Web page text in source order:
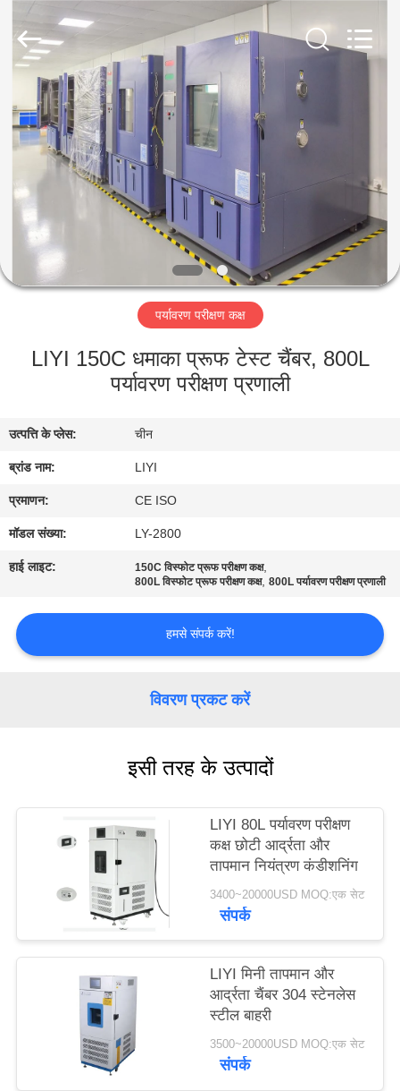
उत्पादों
हमारे
बारे
में
भ्रमण
नियंत्रण
संपर्क
करें
उद्धरण
की
PRIVACY
POLICY
Environmental
Technology
Co.,
Reserved.
पर्यावरण परीक्षण कक्ष
LIYI 150C धमाका प्रूफ टेस्ट चैंबर, 800L
पर्यावरण परीक्षण प्रणाली
उत्पत्ति के प्लेस: चीन
ब्रांड नाम: LIYI
प्रमाणन: CE ISO
मॉडल संख्या: LY-2800
हाई लाइट: 150C विस्फोट प्रूफ परीक्षण कक्ष,
800L विस्फोट प्रूफ परीक्षण कक्ष,800L पर्यावरण परीक्षण प्रणाली
हमसे संपर्क करें!
विवरण प्रकट करें
इसी तरह के उत्पादों
LIYI 80L पर्यावरण परीक्षण
कक्ष छोटी आर्द्रता और
तापमान नियंत्रण कंडीशनिंग
3400~20000USD MOQ:एक सेट
संपर्क
LIYI मिनी तापमान और
आर्द्रता चैंबर 304 स्टेनलेस
स्टील बाहरी
3500~20000USD MOQ:एक सेट
संपर्क